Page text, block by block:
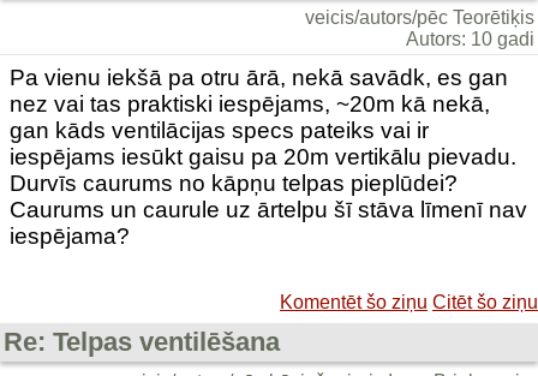
veicis/autors/pēc Teorētiķis
Autors: 10 gadi
Pa vienu iekšā pa otru ārā, nekā savādk, es gan
nez vai tas praktiski iespējams, ~20m kā nekā,
gan kāds ventilācijas specs pateiks vai ir
iespējams iesūkt gaisu pa 20m vertikālu pievadu.
Durvīs caurums no kāpņu telpas pieplūdei?
Caurums un caurule uz ārtelpu šī stāva līmenī nav
iespējama?
Komentēt šo ziņu Citēt šo ziņu
Re: Telpas ventilēšana